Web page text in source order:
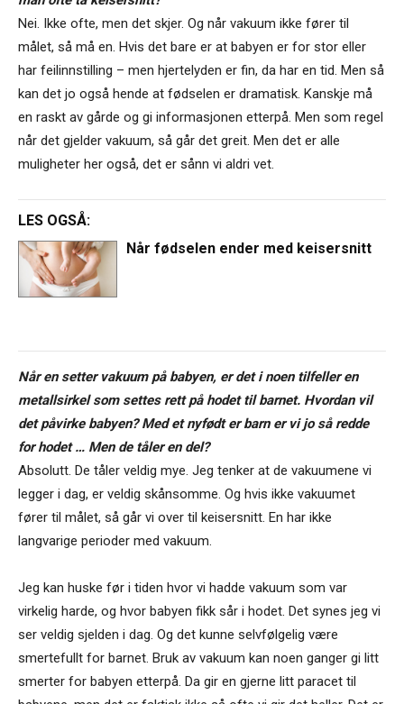
Nei. Ikke ofte, men det skjer. Og når vakuum ikke fører til
målet, så må en. Hvis det bare er at babyen er for stor eller
har feilinnstilling – men hjertelyden er fin, da har en tid. Men så
kan det jo også hende at fødselen er dramatisk. Kanskje må
en raskt av gårde og gi informasjonen etterpå. Men som regel
når det gjelder vakuum, så går det greit. Men det er alle
muligheter her også, det er sånn vi aldri vet.
LES OGSÅ:
Når fødselen ender med keisersnitt
Når en setter vakuum på babyen, er det i noen tilfeller en
metallsirkel som settes rett på hodet til barnet. Hvordan vil
det påvirke babyen? Med et nyfødt er barn er vi jo så redde
for hodet … Men de tåler en del?
Absolutt. De tåler veldig mye. Jeg tenker at de vakuumene vi
legger i dag, er veldig skånsomme. Og hvis ikke vakuumet
fører til målet, så går vi over til keisersnitt. En har ikke
langvarige perioder med vakuum.
Jeg kan huske før i tiden hvor vi hadde vakuum som var
virkelig harde, og hvor babyen fikk sår i hodet. Det synes jeg vi
ser veldig sjelden i dag. Og det kunne selvfølgelig være
smertefullt for barnet. Bruk av vakuum kan noen ganger gi litt
smerter for babyen etterpå. Da gir en gjerne litt paracet til